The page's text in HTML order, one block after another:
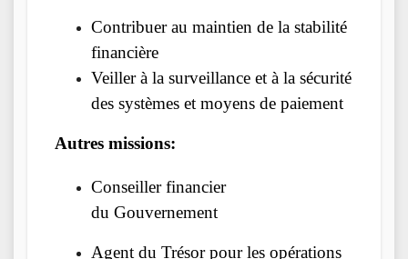
Contribuer au maintien de la stabilité
financière
Veiller à la surveillance et à la sécurité
des systèmes et moyens de paiement
Autres missions:
Conseiller financier
du Gouvernement
Agent du Trésor pour les opérations